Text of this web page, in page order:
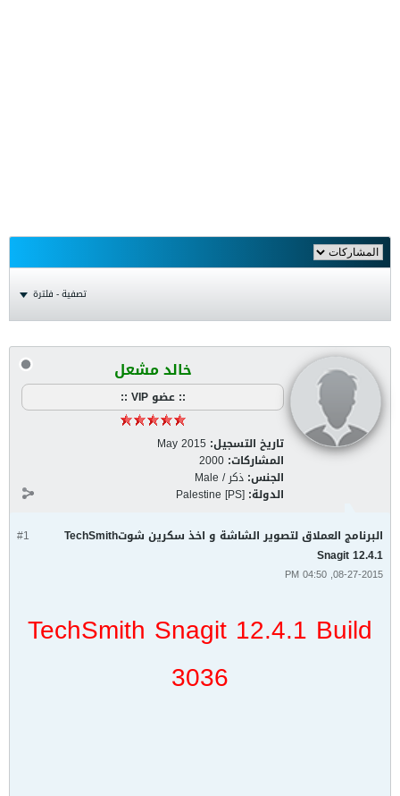
تصفية - فلترة
خالد مشعل
:: عضو VIP ::
تاريخ التسجيل: May 2015
المشاركات: 2000
الجنس: ذكر / Male
الدولة: Palestine [PS]
#1
البرنامج العملاق لتصوير الشاشة و اخذ سكرين شوتTechSmith
Snagit 12.4.1
08-27-2015, 04:50 PM
TechSmith Snagit 12.4.1 Build
3036